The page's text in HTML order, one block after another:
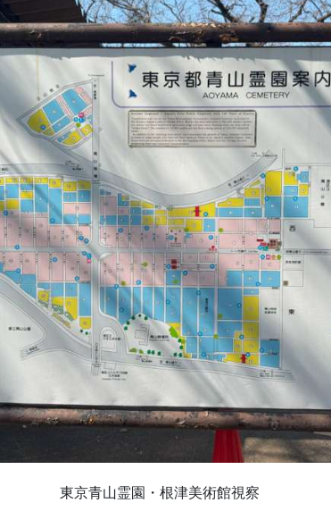
東京青山霊園・根津美術館視察